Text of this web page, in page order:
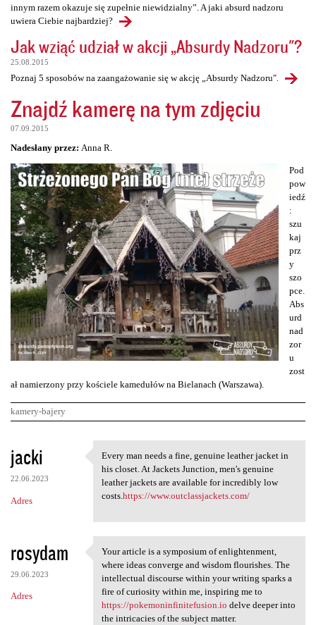
innym razem okazuje się zupełnie niewidzialny”. A jaki absurd nadzoru
uwiera Ciebie najbardziej?
Jak wziąć udział w akcji „Absurdy Nadzoru"?
25.08.2015
Poznaj 5 sposobów na zaangażowanie się w akcję „Absurdy Nadzoru".
Znajdź kamerę na tym zdjęciu
07.09.2015
Nadesłany przez: Anna R.
Pod
pow
iedź
:
szu
kaj
prz
y
szo
pce.
Abs
urd
nad
zor
u
zost
ał namierzony przy kościele kamedułów na Bielanach (Warszawa).
kamery-bajery
K
o
m
e
t
a
r
jacki
22.06.2023
Adres
Every man needs a fine,
Every man needs a fine, genuine leather jacket in
his closet. At Jackets Junction, men's genuine
leather jackets are available for incredibly low
costs.https://www.outclassjackets.com/
rosydam
29.06.2023
Adres
Your article is a symposium
Your article is a symposium of enlightenment,
where ideas converge and wisdom flourishes. The
intellectual discourse within your writing sparks a
fire of curiosity within me, inspiring me to
https://pokemoninfinitefusion.io delve deeper into
the intricacies of the subject matter.